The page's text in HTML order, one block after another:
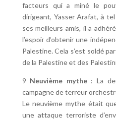
facteurs qui a miné le
dirigeant, Yasser Arafat, à
ses meilleurs amis, il a
l’espoir d’obtenir une
Palestine. Cela s’est soldé
de la Palestine et des
9 Neuvième mythe: La
campagne de terreur
Le neuvième mythe était
une attaque terroriste